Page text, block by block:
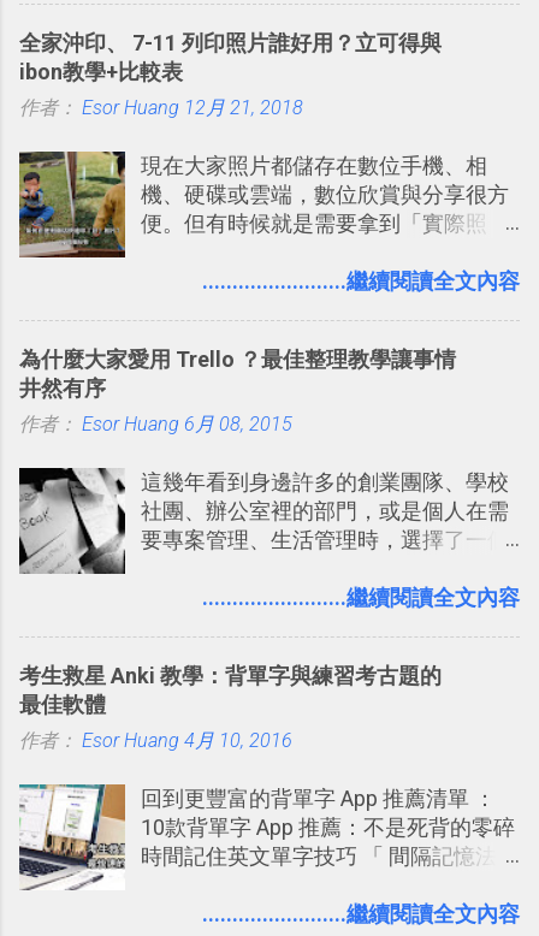
的軟體則讓同事可以在任何地方和公司
保持聯繫。 如果你需要中文版的同類平
台，可以參考： JANDI 高效率團隊通訊
戶 。 2017/3 新增 ： Sortd for Slack：
改造 Slack 討論串介面變成專案任務排
程看板
線，對商務需求來說可以打造出一張一
張資料地圖（例如我之前在製作一本新
書時建立的「 台灣推薦空拍地點地圖
規劃自助旅行路線！ Google 「我的地
圖」在規劃自助旅行路線時可以解決許
多問題： 國外地點名稱地址常常難懂，
稱。 在規劃路線之外，自訂地圖還能補
時帶來好心情，二方面事後就是最好的
享合作，讓彼此都能在手機上查看這次
全家沖印、 7-11 列印照片誰好用？立可得與
ibon教學+比較表
作者： Esor Huang 12月 21, 2018
現在大家照片都儲存在數位手機、相
機、硬碟或雲端，數位欣賞與分享很方
便。但有時候就是需要拿到「實際照
要製作家庭相框 用照片來當小禮物 把照
片？而且最好能不花時間、立即拿到、
（或是沒有好的印表機），又不想跑照
提供了印照片的服務 ，而且價格不貴，
可以立即拿到，操作流程也十分簡單。
之前我在電腦玩物分享過：「 不需買印
方便教學 」。這篇文章則從印照片出
........................繼續閱讀全文內容
為什麼大家愛用 Trello ？最佳整理教學讓事情
井然有序
作者： Esor Huang 6月 08, 2015
這幾年看到身邊許多的創業團隊、學校
社團、辦公室裡的部門，或是個人在需
要專案管理、生活管理時，選擇了一個
一個什麼樣的管理工具，讓這麼多人都
念」的管理教學文章： 把 Evernote 當
Google Drive 變身 Trello ！幫雲端硬碟
著 Trello ，卻還沒有在電腦玩物上寫過
一篇完整的介紹！雖然錯過了幾年前第
一時間推薦 Trello 的時機，但在這段時
澱自己的使用方法，歸納出「 為什麼值
........................繼續閱讀全文內容
考生救星 Anki 教學：背單字與練習考古題的
最佳軟體
作者： Esor Huang 4月 10, 2016
回到更豐富的背單字 App 推薦清單 ：
10款背單字 App 推薦：不是死背的零碎
時間記住英文單字技巧 「 間隔記憶法
短期記憶變成長期記憶。 舉例來說我今
........................繼續閱讀全文內容